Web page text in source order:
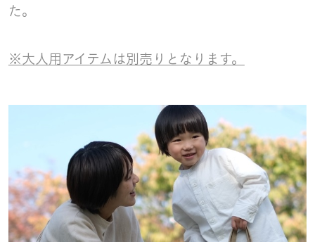
た。
※大人用アイテムは別売りとなります。